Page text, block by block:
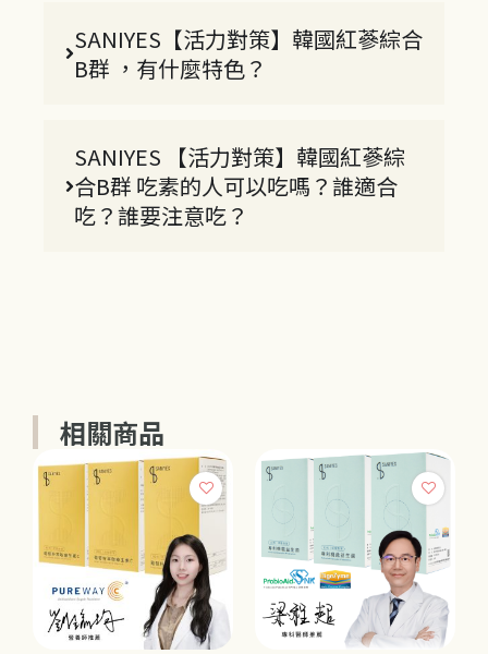
SANIYES【活力對策】韓國紅蔘綜合
B群 ，有什麼特色？
SANIYES 【活力對策】韓國紅蔘綜
合B群 吃素的人可以吃嗎？誰適合
吃？誰要注意吃？
相關商品